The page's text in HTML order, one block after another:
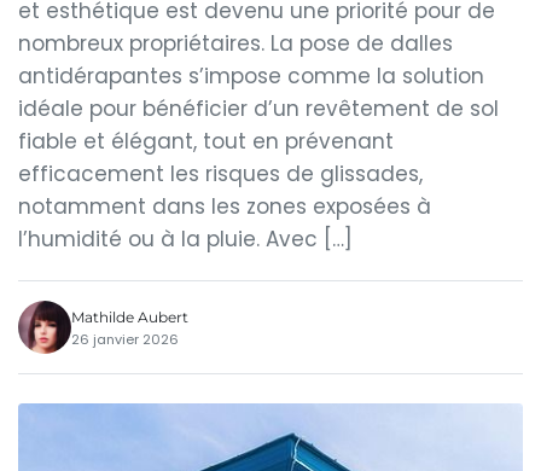
et esthétique est devenu une priorité pour de
nombreux propriétaires. La pose de dalles
antidérapantes s’impose comme la solution
idéale pour bénéficier d’un revêtement de sol
fiable et élégant, tout en prévenant
efficacement les risques de glissades,
notamment dans les zones exposées à
l’humidité ou à la pluie. Avec […]
Mathilde Aubert
26 janvier 2026